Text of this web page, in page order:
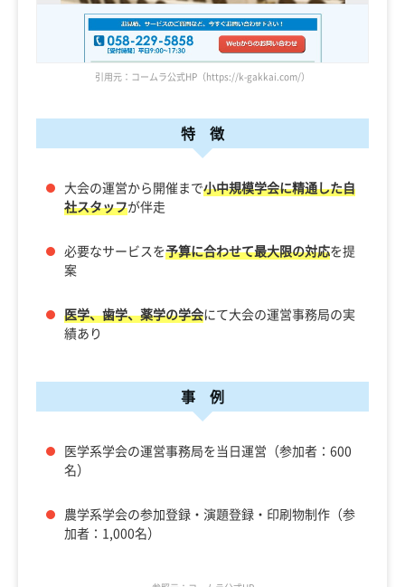
引用元：コームラ公式HP（https://k-gakkai.com/）
特 徴
大会の運営から開催まで小中規模学会に精通した自
社スタッフが伴走
必要なサービスを予算に合わせて最大限の対応を提
案
医学、歯学、薬学の学会にて大会の運営事務局の実
績あり
事 例
医学系学会の運営事務局を当日運営（参加者：600
名）
農学系学会の参加登録・演題登録・印刷物制作（参
加者：1,000名）